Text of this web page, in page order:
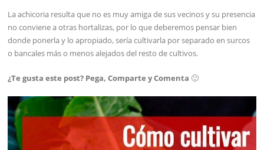
La achicoria resulta que no es muy amiga de sus vecinos y su presencia
no conviene a otras hortalizas, por lo que deberemos pensar bien
donde ponerla y lo apropiado, sería cultivarla por separado en surcos
o bancales más o menos alejados del resto de cultivos.
¿Te gusta este post? Pega, Comparte y Comenta 🙂